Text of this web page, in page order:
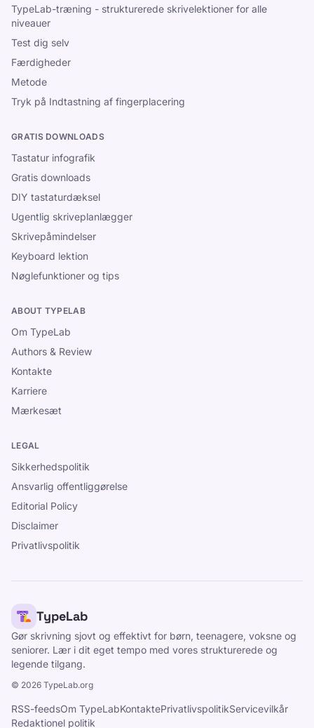
TypeLab-træning - strukturerede skrivelektioner for alle
niveauer
Test dig selv
Færdigheder
Metode
Tryk på Indtastning af fingerplacering
GRATIS DOWNLOADS
Tastatur infografik
Gratis downloads
DIY tastaturdæksel
Ugentlig skriveplanlægger
Skrivepåmindelser
Keyboard lektion
Nøglefunktioner og tips
ABOUT TYPELAB
Om TypeLab
Authors & Review
Kontakte
Karriere
Mærkesæt
LEGAL
Sikkerhedspolitik
Ansvarlig offentliggørelse
Editorial Policy
Disclaimer
Privatlivspolitik
TypeLab
Gør skrivning sjovt og effektivt for børn, teenagere, voksne og
seniorer. Lær i dit eget tempo med vores strukturerede og
legende tilgang.
© 2026 TypeLab.org
RSS-feedsOm TypeLabKontaktePrivatlivspolitikServicevilkår
Redaktionel politik